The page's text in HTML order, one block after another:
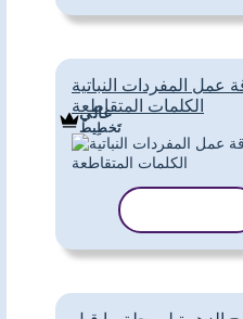
عمل المفردات النباتية
الكلمات المتقاطعة
غالي
تَخطِيط